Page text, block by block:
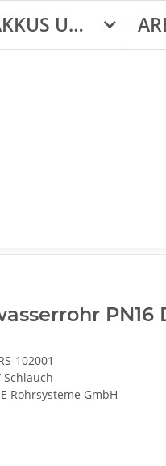
AKKUS UND LADEGERÄTE
PN16
102001
Schlauch
Rohrsysteme GmbH